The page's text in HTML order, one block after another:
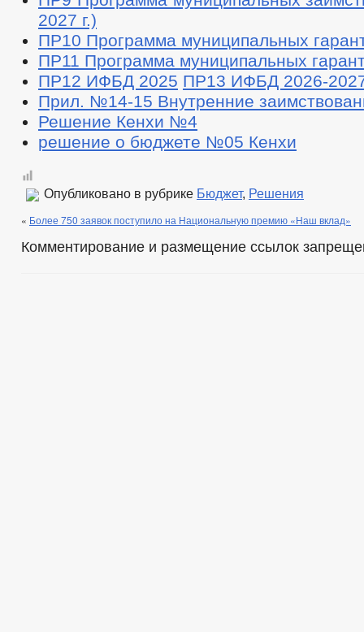
ПРИЕМ ГРАЖДАН
ОБРАЩЕНИЕ К ГЛАВЕ
ПОРЯДОК
ПРОТИВОДЕЙСТВИЕ КОРРУПЦИИ
«НОРМАТИВНЫЕ ПРАВОВЫЕ И ИНЫЕ
АНТИКОРРУПЦИОННАЯ ЭКСПЕРТИЗА
ФОРМЫ ДОКУМЕНТОВ, СВЯЗАННЫХ
СВЕДЕНИЯ О ДОХОДАХ, РАСХОДАХ, ОБ ИМУЩЕСТВЕ И
ПРОТОКОЛЫ ЗАСЕДАНИЯ СОВЕТА
ТЕЛЕФОН ДОВЕРИЯ СОВЕТА ПО ПРОТИВОДЕЙСТВИЮ
КОМИССИЯ)
2027 г.)
ПР10 Программа муниципальных
ПР11 Программа муниципальных
ПР12 ИФБД 2025 ПР13 ИФБД 2026-
Прил. №14-15 Внутренние
Решение Кенхи №4
решение о бюджете №05 Кенхи
Опубликовано в рубрике Бюджет, Решения
« Более 750 заявок поступило на Национальную премию «Наш вклад»
Комментирование и размещение ссылок